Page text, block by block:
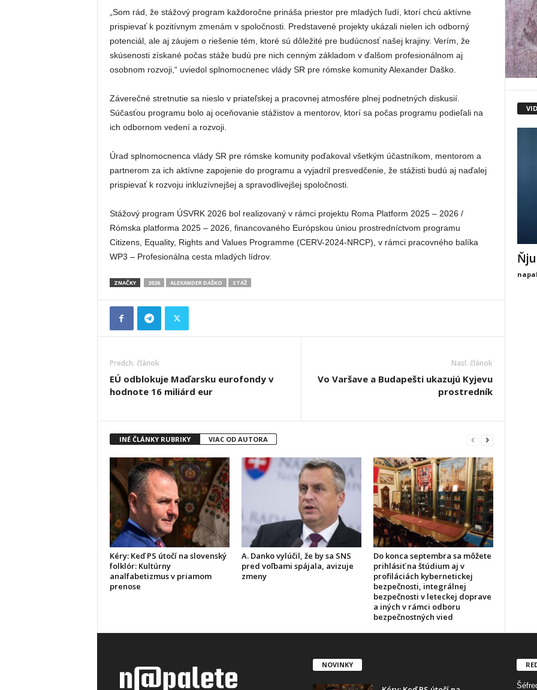
„Som rád, že stážový program každoročne prináša priestor pre mladých ľudí, ktorí chcú aktívne
prispievať k pozitívnym zmenám v spoločnosti. Predstavené projekty ukázali nielen ich odborný
potenciál, ale aj záujem o riešenie tém, ktoré sú dôležité pre budúcnosť našej krajiny. Verím, že
skúsenosti získané počas stáže budú pre nich cenným základom v ďalšom profesionálnom aj
osobnom rozvoji,“ uviedol splnomocnenec vlády SR pre rómske komunity Alexander Daško.
Záverečné stretnutie sa nieslo v priateľskej a pracovnej atmosfére plnej podnetných diskusií.
Súčasťou programu bolo aj oceňovanie stážistov a mentorov, ktorí sa počas programu podieľali na
ich odbornom vedení a rozvoji.
Úrad splnomocnenca vlády SR pre rómske komunity poďakoval všetkým účastníkom, mentorom a
partnerom za ich aktívne zapojenie do programu a vyjadril presvedčenie, že stážisti budú aj naďalej
prispievať k rozvoju inkluzívnejšej a spravodlivejšej spoločnosti.
Stážový program ÚSVRK 2026 bol realizovaný v rámci projektu Roma Platform 2025 – 2026 /
Rómska platforma 2025 – 2026, financovaného Európskou úniou prostredníctvom programu
Citizens, Equality, Rights and Values Programme (CERV-2024-NRCP), v rámci pracovného balíka
WP3 – Profesionálna cesta mladých lídrov.
ZNAČKY 2026 ALEXANDER DAŠKO STÁŽ
Predch. článok
EÚ odblokuje Maďarsku eurofondy v
hodnote 16 miliárd eur
Nasl. článok
Vo Varšave a Budapešti ukazujú Kyjevu
prostredník
INÉ ČLÁNKY RUBRIKY VIAC OD AUTORA
Kéry: Keď PS útočí na slovenský
folklór: Kultúrny
analfabetizmus v priamom
prenose
A. Danko vylúčil, že by sa SNS
pred voľbami spájala, avizuje
zmeny
Do konca septembra sa môžete
prihlásiť na štúdium aj v
profiláciách kybernetickej
bezpečnosti, integrálnej
bezpečnosti v leteckej doprave
a iných v rámci odboru
bezpečnostných vied
NOVINKY